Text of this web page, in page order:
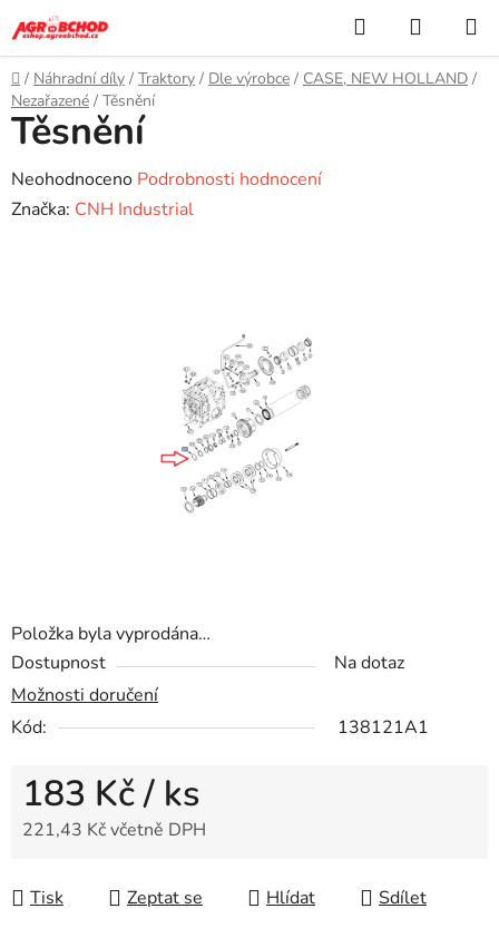
na
obsah
Hledat
KOŠÍK
Domů
/ Náhradní díly / Traktory / Dle výrobce / CASE, NEW HOLLAND /
Nezařazené / Těsnění
Položka byla vyprodána…
Dostupnost
Na dotaz
Možnosti doručení
Kód:
138121A1
183 Kč/ ks
221,43 Kč včetně DPH
Tisk
Zeptat se Hlídat Sdílet
Těsnění
Průměrné
hodnocení
Neohodnoceno Podrobnosti hodnocení
Značka: CNH Industrial